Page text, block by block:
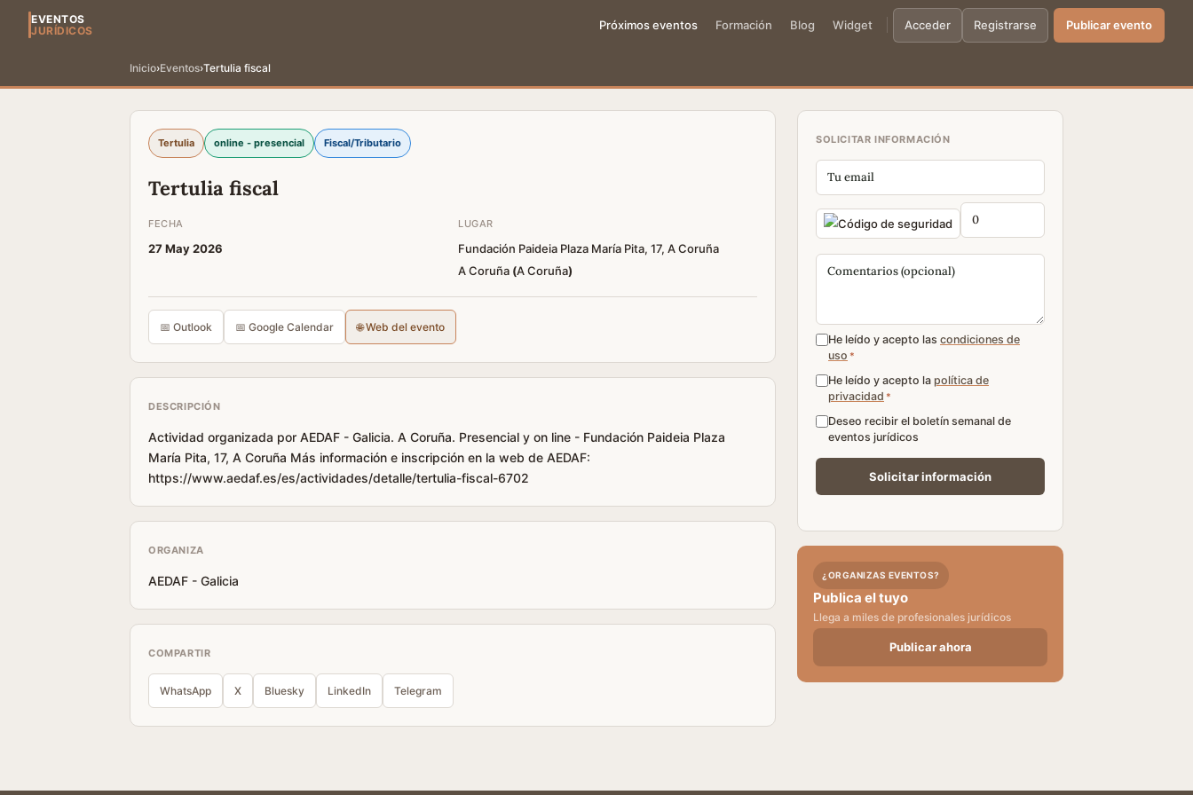
EVENTOS
JURÍDICOS
Próximos eventos Formación Blog Widget Acceder Registrarse Publicar evento
Inicio›Eventos›Tertulia fiscal
Tertulia online - presencial Fiscal/Tributario
Tertulia fiscal
FECHA
27 May 2026
LUGAR
Fundación Paideia Plaza María Pita, 17, A Coruña
A Coruña (A Coruña)
📅 Outlook 📅 Google Calendar 🌐 Web del evento
DESCRIPCIÓN
Actividad organizada por AEDAF - Galicia. A Coruña. Presencial y on line - Fundación Paideia Plaza
María Pita, 17, A Coruña Más información e inscripción en la web de AEDAF:
https://www.aedaf.es/es/actividades/detalle/tertulia-fiscal-6702
ORGANIZA
AEDAF - Galicia
COMPARTIR
WhatsApp X Bluesky LinkedIn Telegram
SOLICITAR INFORMACIÓN
He leído y acepto las condiciones de
uso *
He leído y acepto la política de
privacidad *
Deseo recibir el boletín semanal de
eventos jurídicos
¿ORGANIZAS EVENTOS?
Publica el tuyo
Llega a miles de profesionales jurídicos
Publicar ahora